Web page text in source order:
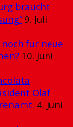
braucht
9. Juli
für neue
10. Juni
Olaf
4. Juni